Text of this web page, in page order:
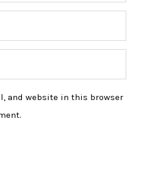
and website in this browser